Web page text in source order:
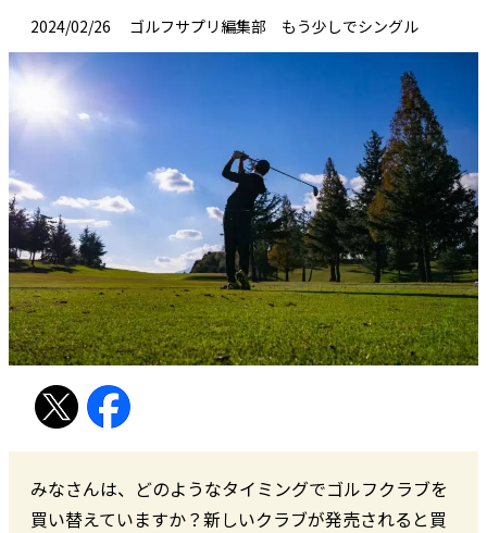
2024/02/26 ゴルフサプリ編集部 もう少しでシングル
みなさんは、どのようなタイミングでゴルフクラブを
買い替えていますか？新しいクラブが発売されると買